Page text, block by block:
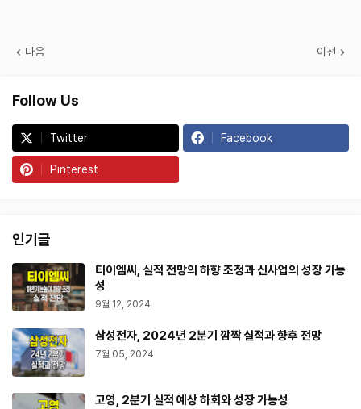
다음 이전
Follow Us
Twitter Facebook
Pinterest
인기글
티이엠씨, 실적 전망의 하향 조정과 신사업의 성장 가능
성
9월 12, 2024
삼성전자, 2024년 2분기 깜짝 실적과 향후 전망
7월 05, 2024
고영, 2분기 실적 예상 하회와 성장 가능성